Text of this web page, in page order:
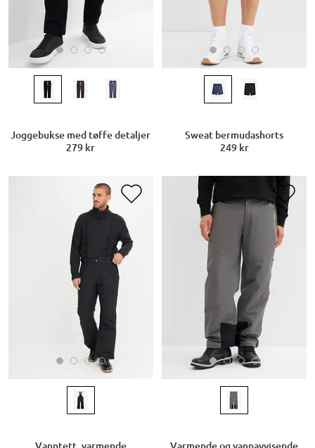
Joggebukse med tøffe detaljer
279 kr
Sweat bermudashorts
249 kr